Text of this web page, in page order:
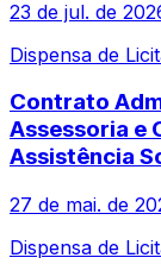
23 de jul. de
Dispensa de
Contrato
Assessoria e
Assistência
27 de mai. de
Dispensa de